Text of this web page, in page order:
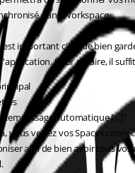
dans Workspace.
est important c'est de bien
Pour ce faire, il
automatique [...]"
vous verrez vos Spaces
afin de bien avoir tous vos